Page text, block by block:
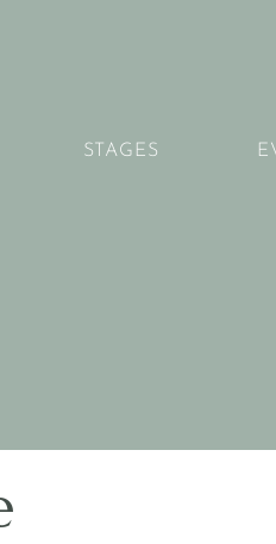
STAGES